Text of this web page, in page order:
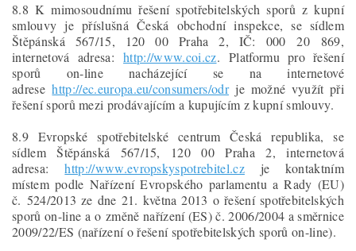
8.8 K mimosoudnímu řešení spotřebitelských sporů z kupní
smlouvy je příslušná Česká obchodní inspekce, se sídlem
Štěpánská 567/15, 120 00 Praha 2, IČ: 000 20 869,
internetová adresa:http://www.coi.cz. Platformu pro řešení
sporů on-line nacházející se na internetové
adresehttp://ec.europa.eu/consumers/odrje možné využít při
řešení sporů mezi prodávajícím a kupujícím z kupní smlouvy.
8.9 Evropské spotřebitelské centrum Česká republika, se
sídlem Štěpánská 567/15, 120 00 Praha 2, internetová
adresa:http://www.evropskyspotrebitel.czje kontaktním
místem podle Nařízení Evropského parlamentu a Rady (EU)
č. 524/2013 ze dne 21. května 2013 o řešení spotřebitelských
sporů on-line a o změně nařízení (ES) č. 2006/2004 a směrnice
2009/22/ES (nařízení o řešení spotřebitelských sporů on-line).